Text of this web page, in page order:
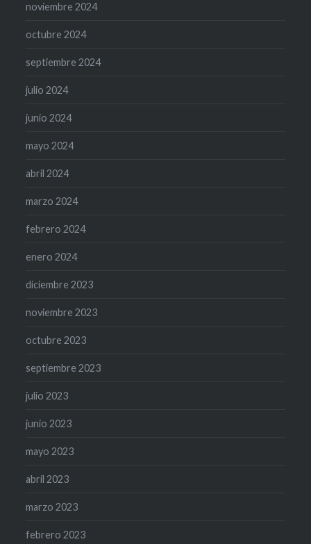
noviembre 2024
octubre 2024
septiembre 2024
julio 2024
junio 2024
mayo 2024
abril 2024
marzo 2024
febrero 2024
enero 2024
diciembre 2023
noviembre 2023
octubre 2023
septiembre 2023
julio 2023
junio 2023
mayo 2023
abril 2023
marzo 2023
febrero 2023